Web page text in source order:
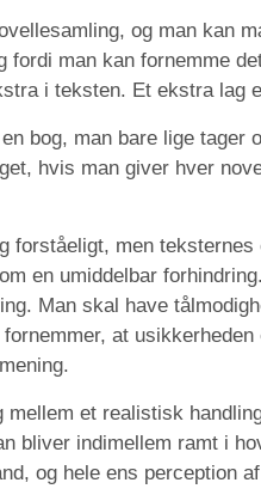
og man kan
fordi man kan fornemme
i teksten. Et ekstra lag
bog, man bare lige tager
hvis man giver hver
forståeligt, men teksternes
en umiddelbar
Man skal have
at
mellem et realistisk
bliver indimellem ramt i
og hele ens perception